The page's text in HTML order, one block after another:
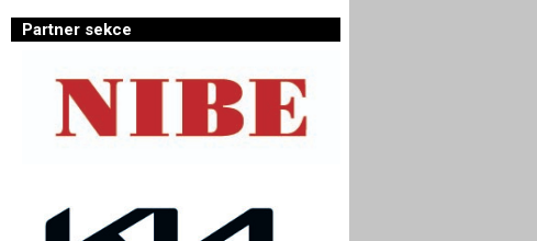
Partner sekce